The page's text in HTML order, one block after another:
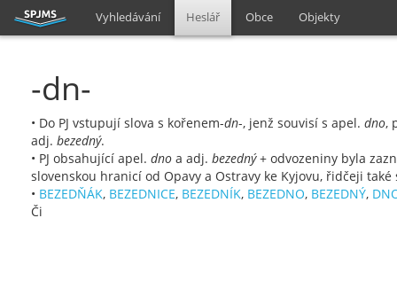
Vyhledávání Heslář Obce Objekty
-dn-
• Do PJ vstupují slova s kořenem-dn-, jenž souvisí s apel. dno,
adj. bezedný.
• PJ obsahující apel. dno a adj. bezedný+ odvozeniny byla
slovenskou hranicí od Opavy a Ostravy ke Kyjovu, řidčeji
• BEZEDŇÁK, BEZEDNICE, BEZEDNÍK, BEZEDNO, BEZEDNÝ,
Či